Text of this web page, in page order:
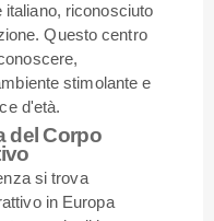
italiano, riconosciuto
Questo centro
stimolante e
d'età.
del Corpo
si trova
in Europa